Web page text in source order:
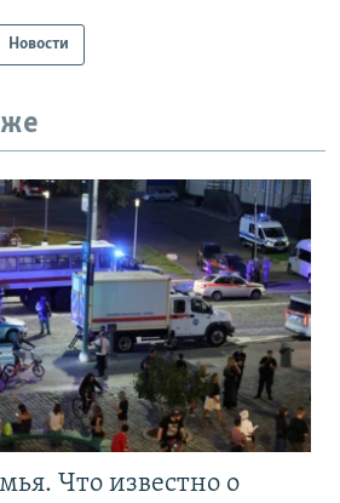
Новости
Что известно о